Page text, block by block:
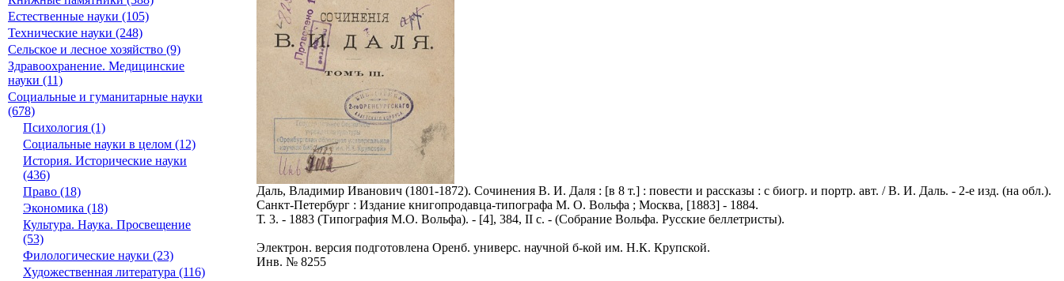
Естественные науки (105)
Технические науки (248)
Сельское и лесное хозяйство (9)
Здравоохранение. Медицинские
науки (11)
Социальные и гуманитарные науки
(678)
Психология (1)
Социальные науки в целом (12)
История. Исторические науки
(436)
Право (18)
Экономика (18)
Культура. Наука. Просвещение
(53)
Филологические науки (23)
Художественная литература (116)
Даль, Владимир Иванович (1801-1872). Сочинения В. И. Даля : [в 8 т.] : повести и рассказы : с биогр. и портр. авт. / В. И. Даль. - 2-е изд. (на обл.).
Санкт-Петербург : Издание книгопродавца-типографа М. О. Вольфа ; Москва, [1883] - 1884.
Т. 3. - 1883 (Типография М.О. Вольфа). - [4], 384, II с. - (Собрание Вольфа. Русские беллетристы).
Электрон. версия подготовлена Оренб. универс. научной б-кой им. Н.К. Крупской.
Инв. № 8255